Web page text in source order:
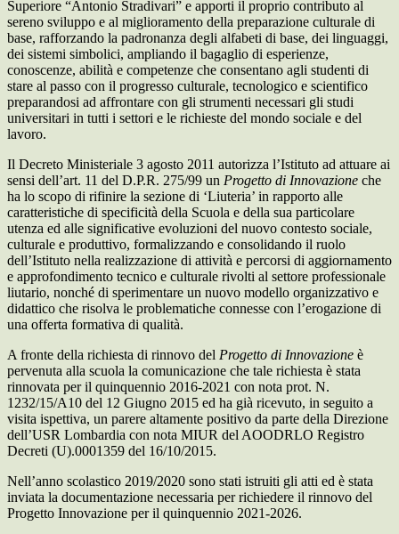
Superiore “Antonio Stradivari” e apporti il proprio contributo al
sereno sviluppo e al miglioramento della preparazione culturale di
base, rafforzando la padronanza degli alfabeti di base, dei linguaggi,
dei sistemi simbolici, ampliando il bagaglio di esperienze,
conoscenze, abilità e competenze che consentano agli studenti di
stare al passo con il progresso culturale, tecnologico e scientifico
preparandosi ad affrontare con gli strumenti necessari gli studi
universitari in tutti i settori e le richieste del mondo sociale e del
lavoro.
Il Decreto Ministeriale 3 agosto 2011 autorizza l’Istituto ad attuare ai
sensi dell’art. 11 del D.P.R. 275/99 un Progetto di Innovazione che
ha lo scopo di rifinire la sezione di ‘Liuteria’ in rapporto alle
caratteristiche di specificità della Scuola e della sua particolare
utenza ed alle significative evoluzioni del nuovo contesto sociale,
culturale e produttivo, formalizzando e consolidando il ruolo
dell’Istituto nella realizzazione di attività e percorsi di aggiornamento
e approfondimento tecnico e culturale rivolti al settore professionale
liutario, nonché di sperimentare un nuovo modello organizzativo e
didattico che risolva le problematiche connesse con l’erogazione di
una offerta formativa di qualità.
A fronte della richiesta di rinnovo del Progetto di Innovazione è
pervenuta alla scuola la comunicazione che tale richiesta è stata
rinnovata per il quinquennio 2016-2021 con nota prot. N.
1232/15/A10 del 12 Giugno 2015 ed ha già ricevuto, in seguito a
visita ispettiva, un parere altamente positivo da parte della Direzione
dell’USR Lombardia con nota MIUR del AOODRLO Registro
Decreti (U).0001359 del 16/10/2015.
Nell’anno scolastico 2019/2020 sono stati istruiti gli atti ed è stata
inviata la documentazione necessaria per richiedere il rinnovo del
Progetto Innovazione per il quinquennio 2021-2026.